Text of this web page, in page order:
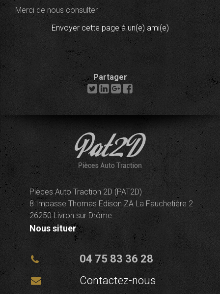
Merci de nous consulter
Envoyer cette page à un(e) ami(e)
Partager
Pièces Auto Traction 2D (PAT2D)
8 Impasse Thomas Edison ZA La Fauchetière 2
26250 Livron sur Drôme
Nous situer
04 75 83 36 28
Contactez-nous